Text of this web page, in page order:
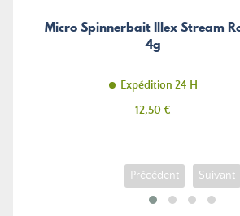
Micro Spinnerbait Illex Stream
4g
Expédition 24 H
Prix
12,50 €
Précédent Suivant